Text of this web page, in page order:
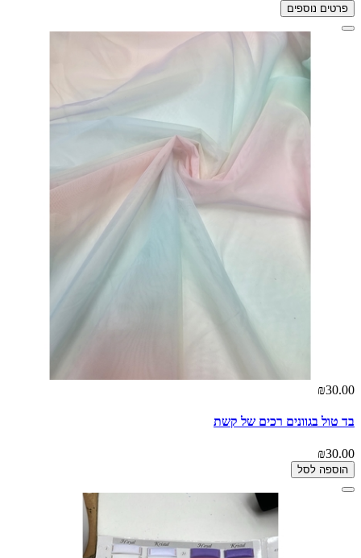
פרטים נוספים
₪30.00
בד טול בגוונים רכים של קשת
₪30.00
הוספה לסל